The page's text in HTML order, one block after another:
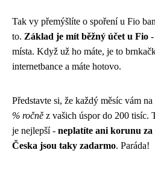
Tak vy přemýšlíte o spoření u Fio
to. Základ je mít běžný účet u Fio
místa. Když už ho máte, je to
internetbance a máte hotovo.
Představte si, že každý měsíc vám
% ročně z vašich úspor do 200 tisíc.
je nejlepší - neplatíte ani korunu
Česka jsou taky zadarmo. Paráda!